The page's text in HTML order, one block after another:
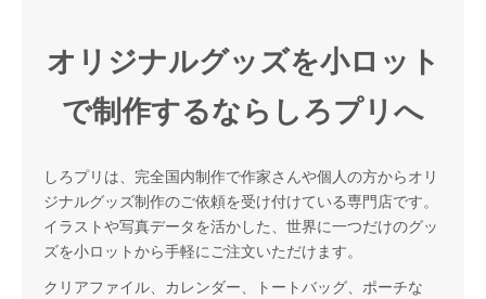
オリジナルグッズを小ロット
で制作するならしろプリへ
しろプリは、完全国内制作で作家さんや個人の方からオリ
ジナルグッズ制作のご依頼を受け付けている専門店です。
イラストや写真データを活かした、世界に一つだけのグッ
ズを小ロットから手軽にご注文いただけます。
クリアファイル、カレンダー、トートバッグ、ポーチな